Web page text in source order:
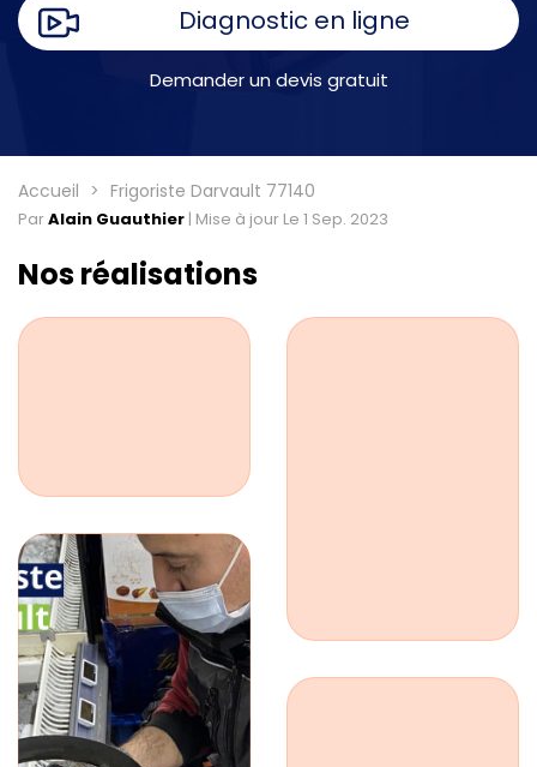
Diagnostic en ligne
Demander un devis gratuit
Accueil Frigoriste Darvault 77140
ParAlain Guauthier | Mise à jour Le 1 Sep. 2023
Nos réalisations